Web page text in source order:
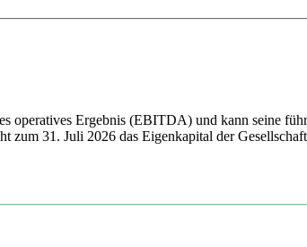
operatives Ergebnis (EBITDA) und kann seine
31. Juli 2026 das Eigenkapital der